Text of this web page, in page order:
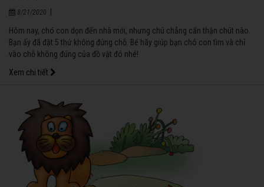
8/21/2020
Hôm nay, chó con dọn đến nhà mới, nhưng chú chẳng cẩn thận chút nào.
Bạn ấy đã đặt 5 thứ không đúng chỗ. Bé hãy giúp bạn chó con tìm và chỉ
vào chỗ không đúng của đồ vật đó nhé!
Xem chi tiết